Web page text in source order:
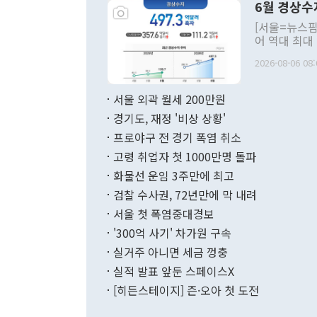
주의적 희망
관의 대북
관 부처 장
관의 무리한
다. [정동영 통일부 장관이 지난달 23일 오후 서울 종로구 정부서울청사에
무너졌다고
함께 4자 대
"우리의 선
6월 경상
[서울=뉴스
어 역대 최
료=한국은행] 한국은행이 6일 발표한 '2026년 6월 국제수지(잠정)'
며 월간 기
196.9% 급
수출은
기록했지만
로 전환됐다.
2026-08-06
서울 외곽 월세 200만원
경기도, 재정 '비상 상황'
프로야구 전 경기 폭염 취소
고령 취업자 첫 1000만명 돌파
화물선 운임 3주만에 최고
검찰 수사권, 72년만에 막 내려
서울 첫 폭염중대경보
'300억 사기' 차가원 구속
실거주 아니면 세금 껑충
실적 발표 앞둔 스페이스X
[히든스테이지] 즌·오아 첫 도전